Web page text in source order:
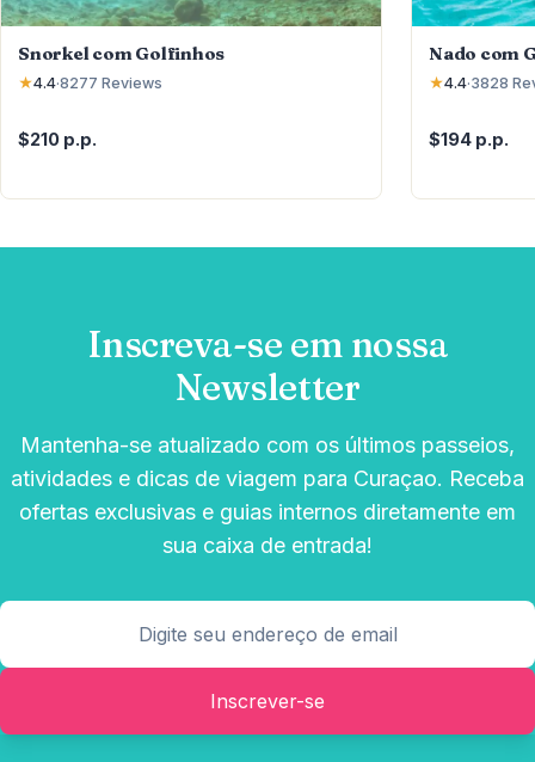
Snorkel com Golfinhos
★4.4·8277 Reviews
$210 p.p.
Nado com
★4.4·3828
$194 p.p.
Inscreva-se em nossa
Newsletter
Mantenha-se atualizado com os últimos passeios,
atividades e dicas de viagem para Curaçao. Receba
ofertas exclusivas e guias internos diretamente em
sua caixa de entrada!
Inscrever-se